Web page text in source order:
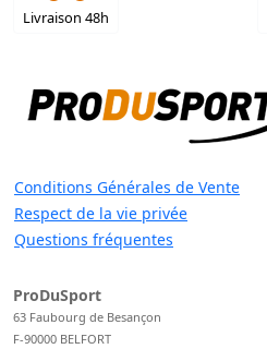
Livraison 48h
Conditions Générales de Vente
Respect de la vie privée
Questions fréquentes
ProDuSport
63 Faubourg de Besançon
F-90000 BELFORT